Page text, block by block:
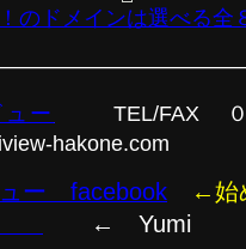
のドメインは選べる全
ー
TEL/FAX ０
hakone.com
ー facebook
←始
← Yumi